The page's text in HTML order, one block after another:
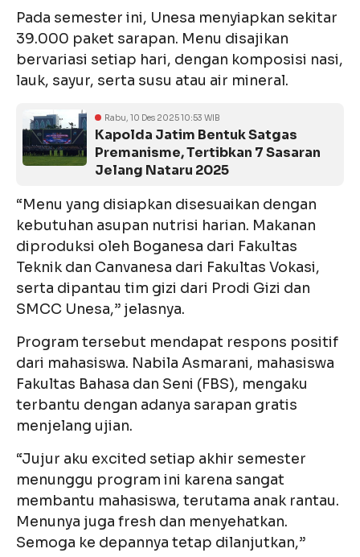
Pada semester ini, Unesa menyiapkan sekitar
39.000 paket sarapan. Menu disajikan
bervariasi setiap hari, dengan komposisi nasi,
lauk, sayur, serta susu atau air mineral.
Rabu, 10 Des 2025 10:53 WIB
Kapolda Jatim Bentuk Satgas
Premanisme, Tertibkan 7 Sasaran
Jelang Nataru 2025
“Menu yang disiapkan disesuaikan dengan
kebutuhan asupan nutrisi harian. Makanan
diproduksi oleh Boganesa dari Fakultas
Teknik dan Canvanesa dari Fakultas Vokasi,
serta dipantau tim gizi dari Prodi Gizi dan
SMCC Unesa,” jelasnya.
Program tersebut mendapat respons positif
dari mahasiswa. Nabila Asmarani, mahasiswa
Fakultas Bahasa dan Seni (FBS), mengaku
terbantu dengan adanya sarapan gratis
menjelang ujian.
“Jujur aku excited setiap akhir semester
menunggu program ini karena sangat
membantu mahasiswa, terutama anak rantau.
Menunya juga fresh dan menyehatkan.
Semoga ke depannya tetap dilanjutkan,”